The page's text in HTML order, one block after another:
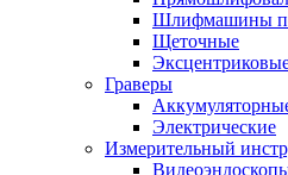
Шлифмашины
Щеточные
Граверы
Электрические
Измерительный